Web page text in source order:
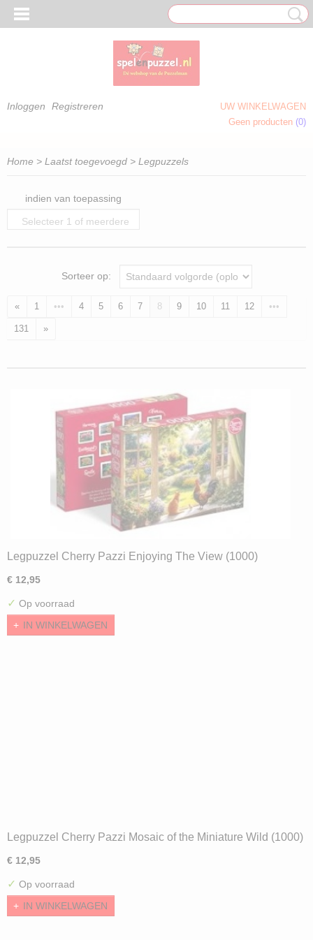
Inloggen Registreren
UW WINKELWAGEN
Geen producten (0)
Home > Laatst toegevoegd > Legpuzzels
indien van toepassing
Selecteer 1 of meerdere
Sorteer op:
« 1 ••• 4 5 6 7 8 9 10 11 12 •••
131 »
Legpuzzel Cherry Pazzi Enjoying The View (1000)
€ 12,95
✓ Op voorraad
IN WINKELWAGEN
Legpuzzel Cherry Pazzi Mosaic of the Miniature Wild (1000)
€ 12,95
✓ Op voorraad
IN WINKELWAGEN